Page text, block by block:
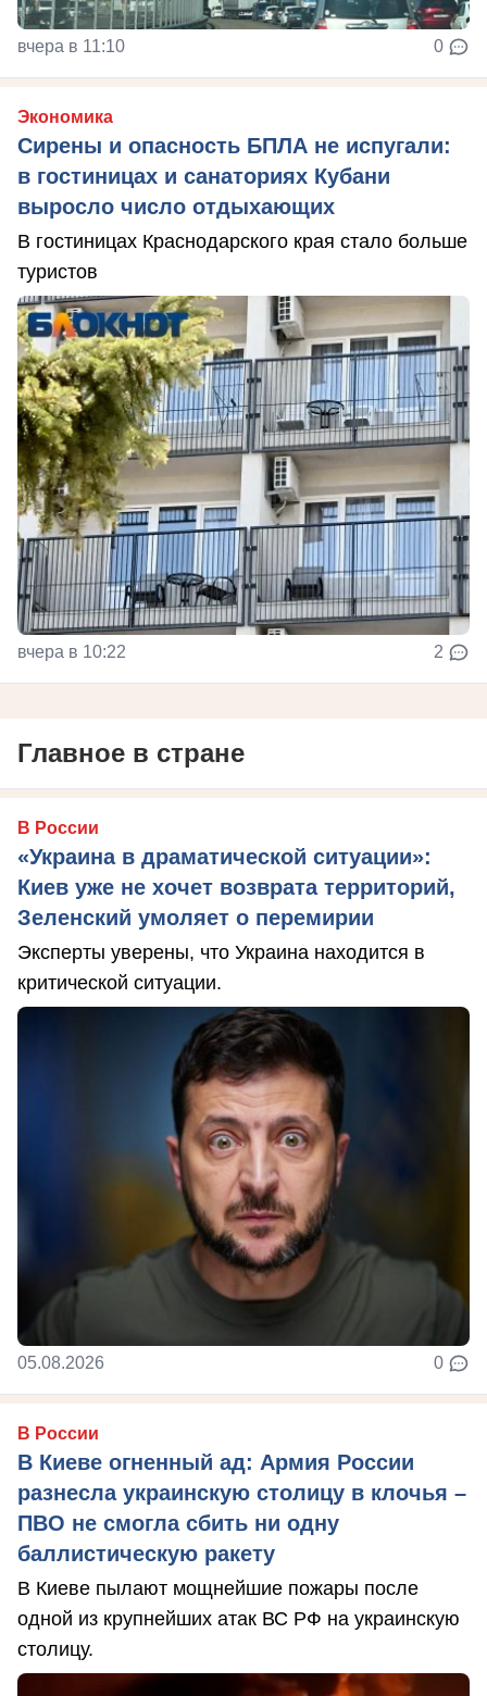
вчера в 11:10 0
Экономика
Сирены и опасность БПЛА не испугали:
в гостиницах и санаториях Кубани
выросло число отдыхающих
В гостиницах Краснодарского края стало больше
туристов
вчера в 10:22 2
Главное в стране
В России
«Украина в драматической ситуации»:
Киев уже не хочет возврата территорий,
Зеленский умоляет о перемирии
Эксперты уверены, что Украина находится в
критической ситуации.
05.08.2026 0
В России
В Киеве огненный ад: Армия России
разнесла украинскую столицу в клочья –
ПВО не смогла сбить ни одну
баллистическую ракету
В Киеве пылают мощнейшие пожары после
одной из крупнейших атак ВС РФ на украинскую
столицу.